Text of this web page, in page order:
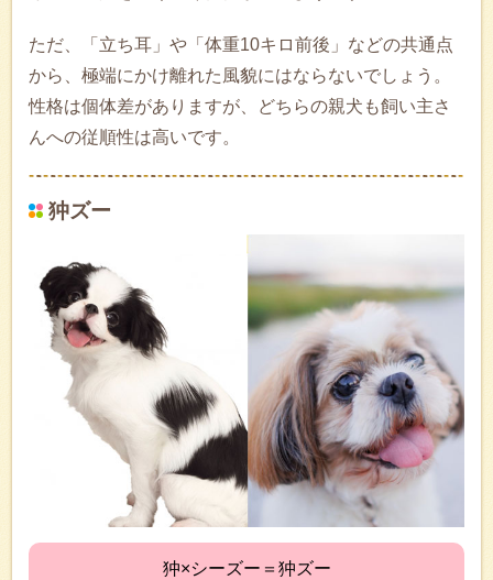
ただ、「立ち耳」や「体重10キロ前後」などの共通点
から、極端にかけ離れた風貌にはならないでしょう。
性格は個体差がありますが、どちらの親犬も飼い主さ
んへの従順性は高いです。
狆ズー
狆×シーズー＝狆ズー